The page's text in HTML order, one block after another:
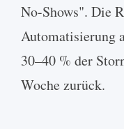
No-Shows". Die
Automatisierung
30–40 % der
Woche zurück.